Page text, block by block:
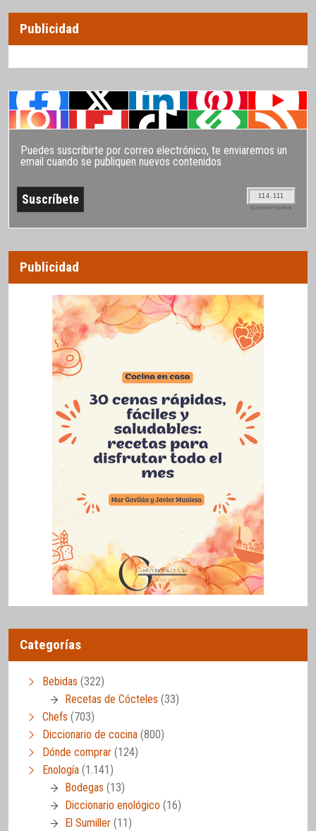
Publicidad
Puedes suscribirte por correo electrónico, te enviaremos un
email cuando se publiquen nuevos contenidos
114.111
SUSCRIPTORES
Publicidad
Categorías
Bebidas (322)
Recetas de Cócteles (33)
Chefs (703)
Diccionario de cocina (800)
Dónde comprar (124)
Enología (1.141)
Bodegas (13)
Diccionario enológico (16)
El Sumiller (11)